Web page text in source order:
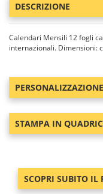
DESCRIZIONE
Calendari Mensili 12 fogli
internazionali. Dimensioni:
PERSONALIZZAZIONE
STAMPA IN
SCOPRI SUBITO IL